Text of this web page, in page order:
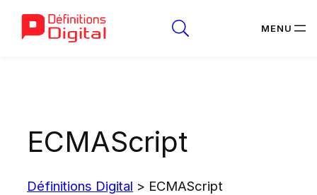
ECMAScript
Définitions Digital > ECMAScript